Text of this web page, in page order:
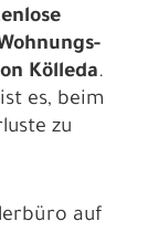
Kölleda.
es, beim
zu
auf